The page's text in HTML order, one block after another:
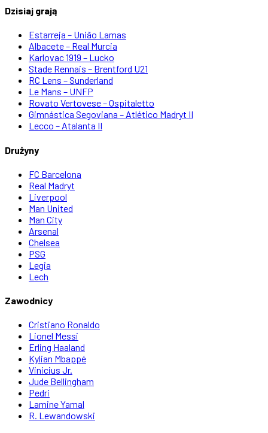
Dzisiaj grają
Estarreja – União Lamas
Albacete – Real Murcia
Karlovac 1919 – Lucko
Stade Rennais – Brentford U21
RC Lens – Sunderland
Le Mans – UNFP
Rovato Vertovese – Ospitaletto
Gimnástica Segoviana – Atlético Madryt II
Lecco – Atalanta II
Drużyny
FC Barcelona
Real Madryt
Liverpool
Man United
Man City
Arsenal
Chelsea
PSG
Legia
Lech
Zawodnicy
Cristiano Ronaldo
Lionel Messi
Erling Haaland
Kylian Mbappé
Vinicius Jr.
Jude Bellingham
Pedri
Lamine Yamal
R. Lewandowski